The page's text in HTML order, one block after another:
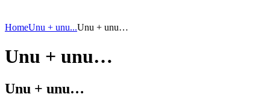
HomeUnu + unu...Unu + unu…
Unu + unu…
Unu + unu…